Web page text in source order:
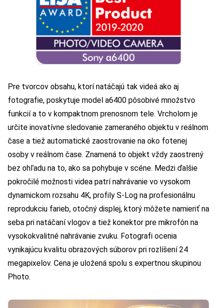
Pre tvorcov obsahu, ktorí natáčajú tak videá ako aj
fotografie, poskytuje model a6400 pôsobivé množstvo
funkcií a to v kompaktnom prenosnom tele. Vrcholom je
určite inovatívne sledovanie zameraného objektu v reálnom
čase a tiež automatické zaostrovanie na oko fotenej
osoby v reálnom čase. Znamená to objekt vždy zaostrený
bez ohľadu na to, ako sa pohybuje v scéne. Medzi ďalšie
pokročilé možnosti videa patrí nahrávanie vo vysokom
dynamickom rozsahu 4K, profily S-Log na profesionálnu
reprodukciu farieb, otočný displej, ktorý môžete namieriť na
seba pri natáčaní vlogov a tiež konektor pre mikrofón na
vysokokvalitné nahrávanie zvuku. Fotografi ocenia
vynikajúcu kvalitu obrazových súborov pri rozlíšení 24
megapixelov. Cena je uložená spolu s expertnou skupinou
Photo.